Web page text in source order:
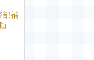
部補